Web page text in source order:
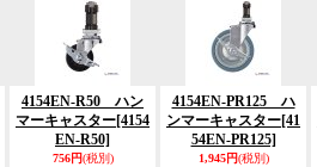
4154EN-R50 ハン
マーキャスター[4154
EN-R50]
756円(税別)
4154EN-PR125 ハ
ンマーキャスター[41
54EN-PR125]
1,945円(税別)